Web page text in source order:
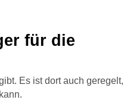
für die
Es ist dort auch geregelt,